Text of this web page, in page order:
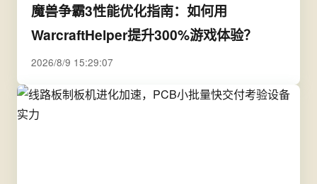
魔兽争霸3性能优化指南：如何用
WarcraftHelper提升300%游戏体验？
2026/8/9 15:29:07